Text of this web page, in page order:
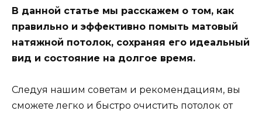
В данной статье мы расскажем о том, как
правильно и эффективно помыть матовый
натяжной потолок, сохраняя его идеальный
вид и состояние на долгое время.
Следуя нашим советам и рекомендациям, вы
сможете легко и быстро очистить потолок от